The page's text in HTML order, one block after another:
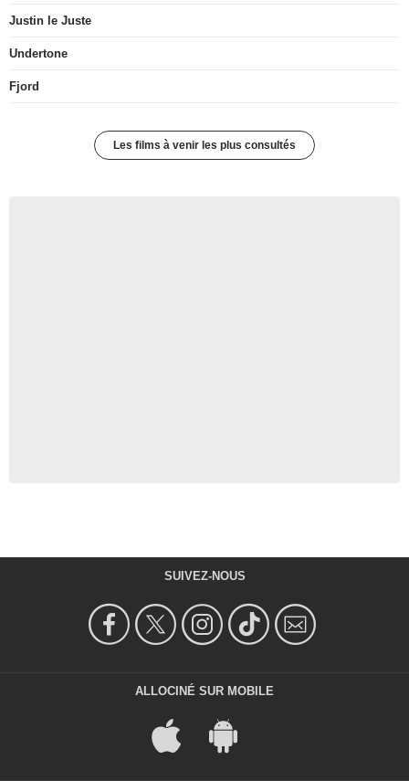
Justin le Juste
Undertone
Fjord
Les films à venir les plus consultés
SUIVEZ-NOUS
ALLOCINÉ SUR MOBILE